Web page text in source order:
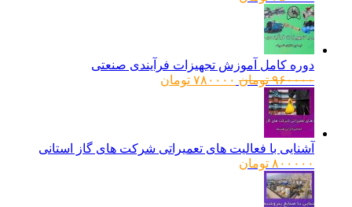
دوره کامل آموزش تجهیزات فرآیندی صنعتی
۹۶۰۰۰۰ تومانقیمت
۷۸۰۰۰۰ تومانقیمت
آشنایی با فعالیت های تعمیراتی شرکت های گاز استانی
۸۰۰۰۰۰ تومان